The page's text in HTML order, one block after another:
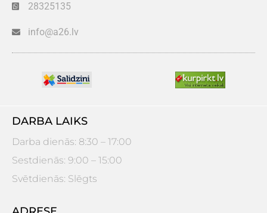
28325135
info@a26.lv
DARBA LAIKS
Darba dienās: 8:30 – 17:00
Sestdienās: 9:00 – 15:00
Svētdienās: Slēgts